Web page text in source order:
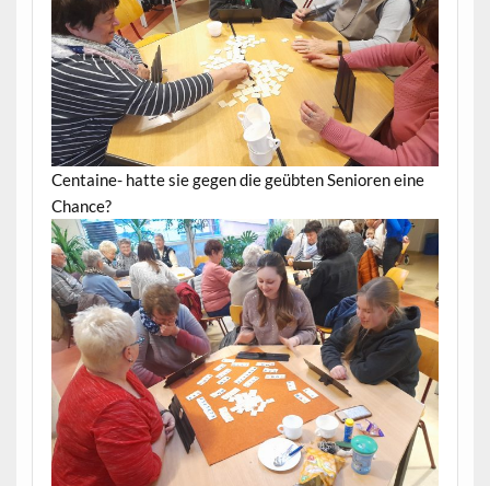
Centaine- hatte sie gegen die geübten Senioren eine
Chance?